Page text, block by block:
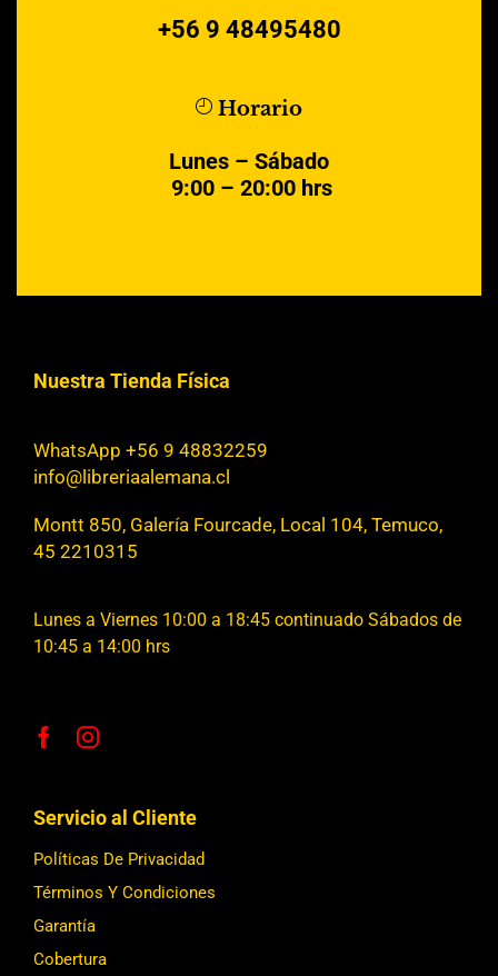
+56 9 48495480
Horario
Lunes – Sábado
9:00 – 20:00 hrs
Nuestra Tienda Física
WhatsApp +56 9 48832259
info@libreriaalemana.cl
Montt 850, Galería Fourcade, Local 104, Temuco,
45 2210315
Lunes a Viernes 10:00 a 18:45 continuado Sábados de
10:45 a 14:00 hrs
Servicio al Cliente
Políticas De Privacidad
Términos Y Condiciones
Garantía
Cobertura